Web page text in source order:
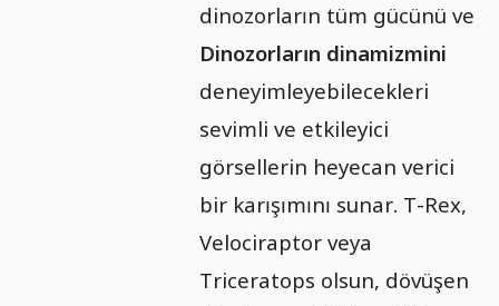
dinozorların tüm gücünü ve
Dinozorların dinamizmini
deneyimleyebilecekleri
sevimli ve etkileyici
görsellerin heyecan verici
bir karışımını sunar. T-Rex,
Velociraptor veya
Triceratops olsun, dövüşen